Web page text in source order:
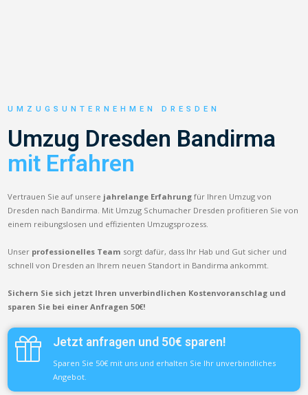
UMZUGSUNTERNEHMEN DRESDEN
Umzug Dresden Bandirma
mit Erfahren
Vertrauen Sie auf unsere jahrelange Erfahrung für Ihren Umzug von
Dresden nach Bandirma. Mit Umzug Schumacher Dresden profitieren Sie von
einem reibungslosen und effizienten Umzugsprozess.
Unser professionelles Team sorgt dafür, dass Ihr Hab und Gut sicher und
schnell von Dresden an Ihrem neuen Standort in Bandirma ankommt.
Sichern Sie sich jetzt Ihren unverbindlichen Kostenvoranschlag und
sparen Sie bei einer Anfragen 50€!
Jetzt anfragen und 50€ sparen!
Sparen Sie 50€ mit uns und erhalten Sie Ihr unverbindliches
Angebot.